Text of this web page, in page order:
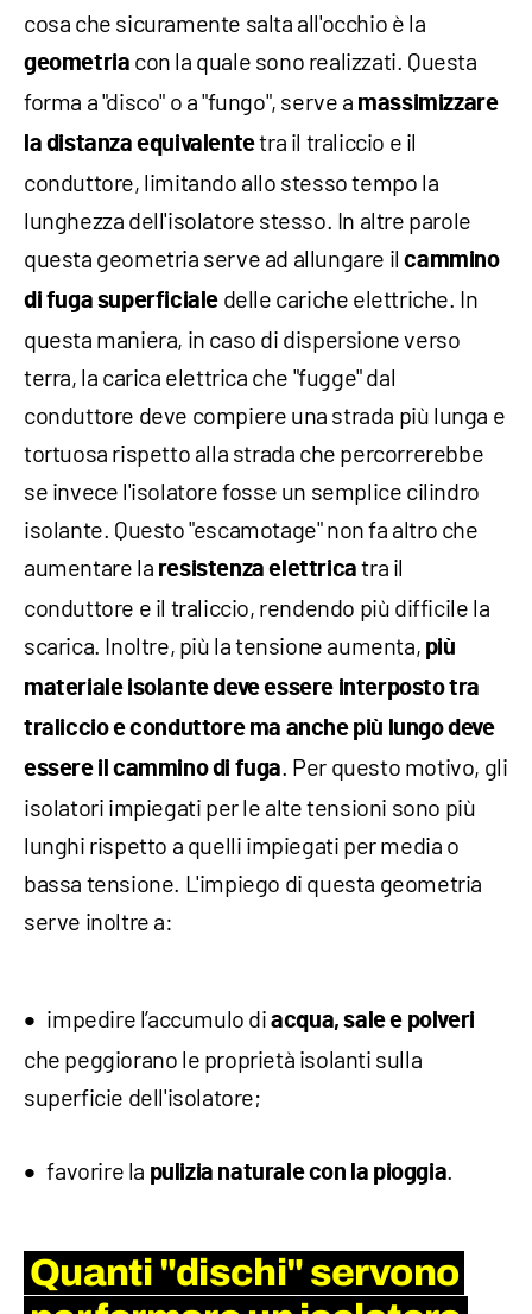
cosa che sicuramente salta all'occhio è la
geometria con la quale sono realizzati. Questa
forma a "disco" o a "fungo", serve a massimizzare
la distanza equivalentetra il traliccio e il
conduttore, limitando allo stesso tempo la
lunghezza dell'isolatore stesso. In altre parole
questa geometria serve ad allungare ilcammino
di fuga superficiale delle cariche elettriche. In
questa maniera, in caso di dispersione verso
terra, la carica elettrica che "fugge" dal
conduttore deve compiere una strada più lunga e
tortuosa rispetto alla strada che percorrerebbe
se invece l'isolatore fosse un semplice cilindro
isolante. Questo "escamotage" non fa altro che
aumentare la resistenza elettrica tra il
conduttore e il traliccio, rendendo più difficile la
scarica. Inoltre, più la tensione aumenta, più
materiale isolante deve essere interposto tra
traliccio e conduttore ma anche più lungo deve
essere il cammino di fuga . Per questo motivo, gli
isolatori impiegati per le alte tensioni sono più
lunghi rispetto a quelli impiegati per media o
bassa tensione. L'impiego di questa geometria
serve inoltre a:
impedire l’accumulo diacqua, sale e polveri
che peggiorano le proprietà isolanti sulla
superficie dell'isolatore;
favorire la pulizia naturale con la pioggia
Quanti "dischi" servono